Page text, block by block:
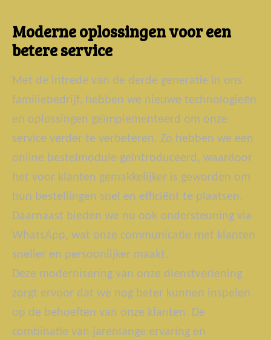
Moderne oplossingen voor een
betere service
Met de intrede van de derde generatie in ons
familiebedrijf, hebben we nieuwe technologieën
en oplossingen geïmplementeerd om onze
service verder te verbeteren. Zo hebben we een
online bestelmodule geïntroduceerd, waardoor
het voor klanten gemakkelijker is geworden om
hun bestellingen snel en efficiënt te plaatsen.
Daarnaast bieden we nu ook ondersteuning via
WhatsApp, wat onze communicatie met klanten
sneller en persoonlijker maakt.
Deze modernisering van onze dienstverlening
zorgt ervoor dat we nog beter kunnen inspelen
op de behoeften van onze klanten. De
combinatie van jarenlange ervaring en